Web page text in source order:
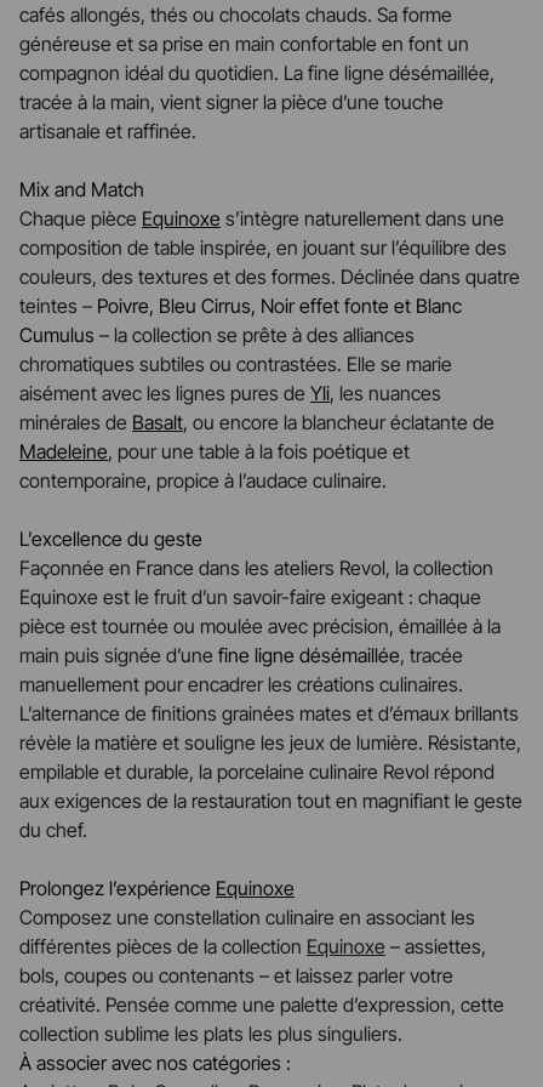
cafés allongés, thés ou chocolats chauds. Sa forme
généreuse et sa prise en main confortable en font un
compagnon idéal du quotidien. La fine ligne désémaillée,
tracée à la main, vient signer la pièce d’une touche
artisanale et raffinée.
Mix and Match
Chaque pièce Equinoxe s’intègre naturellement dans une
composition de table inspirée, en jouant sur l’équilibre des
couleurs, des textures et des formes. Déclinée dans quatre
teintes – Poivre, Bleu Cirrus, Noir effet fonte et Blanc
Cumulus – la collection se prête à des alliances
chromatiques subtiles ou contrastées. Elle se marie
aisément avec les lignes pures de Yli, les nuances
minérales de Basalt, ou encore la blancheur éclatante de
Madeleine, pour une table à la fois poétique et
contemporaine, propice à l’audace culinaire.
L’excellence du geste
Façonnée en France dans les ateliers Revol, la collection
Equinoxe est le fruit d’un savoir-faire exigeant : chaque
pièce est tournée ou moulée avec précision, émaillée à la
main puis signée d’une fine ligne désémaillée, tracée
manuellement pour encadrer les créations culinaires.
L’alternance de finitions grainées mates et d’émaux brillants
révèle la matière et souligne les jeux de lumière. Résistante,
empilable et durable, la porcelaine culinaire Revol répond
aux exigences de la restauration tout en magnifiant le geste
du chef.
Prolongez l’expérience Equinoxe
Composez une constellation culinaire en associant les
différentes pièces de la collection Equinoxe – assiettes,
bols, coupes ou contenants – et laissez parler votre
créativité. Pensée comme une palette d’expression, cette
collection sublime les plats les plus singuliers.
À associer avec nos catégories :